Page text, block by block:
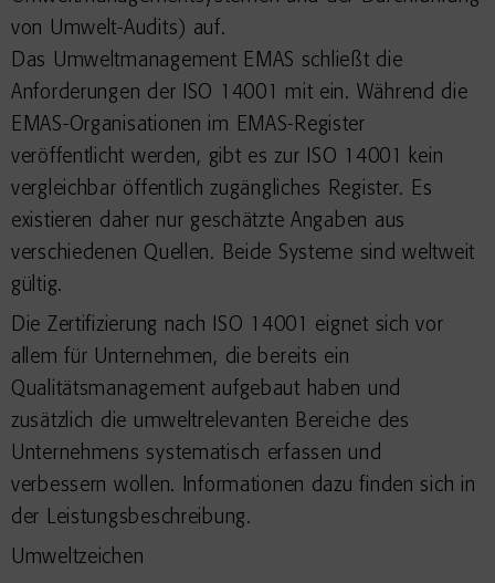
von Umwelt-Audits) auf.
Das Umweltmanagement EMAS schließt die
Anforderungen der ISO 14001 mit ein. Während die
EMAS-Organisationen im EMAS-Register
veröffentlicht werden, gibt es zur ISO 14001 kein
vergleichbar öffentlich zugängliches Register. Es
existieren daher nur geschätzte Angaben aus
verschiedenen Quellen. Beide Systeme sind weltweit
gültig.
Die Zertifizierung nach ISO 14001 eignet sich vor
allem für Unternehmen, die bereits ein
Qualitätsmanagement aufgebaut haben und
zusätzlich die umweltrelevanten Bereiche des
Unternehmens systematisch erfassen und
verbessern wollen. Informationen dazu finden sich in
der Leistungsbeschreibung.
Umweltzeichen